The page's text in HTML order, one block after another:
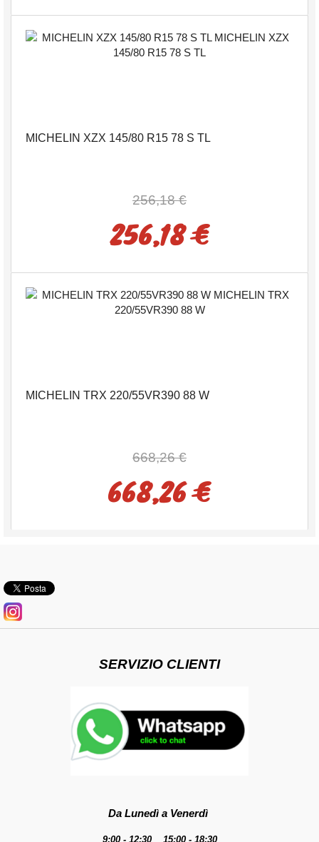
MICHELIN XZX 145/80 R15 78 S TL
256,18 €
256,18 €
MICHELIN TRX 220/55VR390 88 W
668,26 €
668,26 €
SERVIZIO CLIENTI
Da Lunedì a Venerdì
9:00 - 12:30 15:00 - 18:30